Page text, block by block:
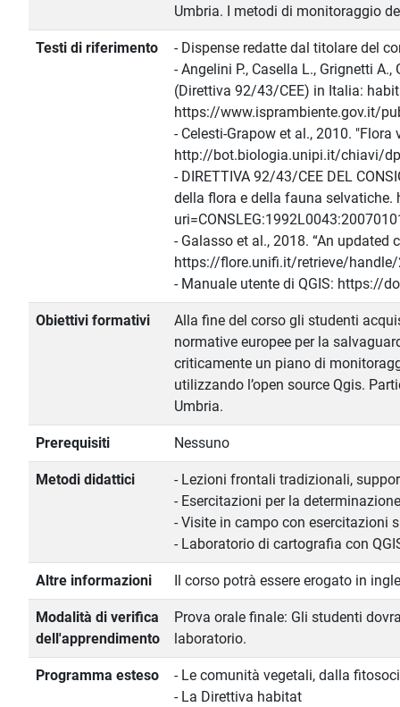
Umbria. I metodi di monitoraggio
Testi di riferimento
- Dispense redatte dal titolare del
- Angelini P., Casella L., Grignetti
(Direttiva 92/43/CEE) in Italia:
https://www.isprambiente.gov.it/
- Celesti-Grapow et al., 2010.
http://bot.biologia.unipi.it/chiavi/
- DIRETTIVA 92/43/CEE DEL
della flora e della fauna selvatiche.
- Galasso et al., 2018. “An
https://flore.unifi.it/retrieve/handle/
- Manuale utente di QGIS: https://
Obiettivi formativi
Alla fine del corso gli studenti
normative europee per la
criticamente un piano di
utilizzando l’open source Qgis.
Umbria.
Prerequisiti Nessuno
Metodi didattici
- Lezioni frontali tradizionali,
- Esercitazioni per la
- Visite in campo con esercitazioni
- Laboratorio di cartografia con
Altre informazioni Il corso potrà essere erogato in
Modalità di verifica
dell'apprendimento
Prova orale finale: Gli studenti
laboratorio.
Programma esteso
- Le comunità vegetali, dalla
- La Direttiva habitat